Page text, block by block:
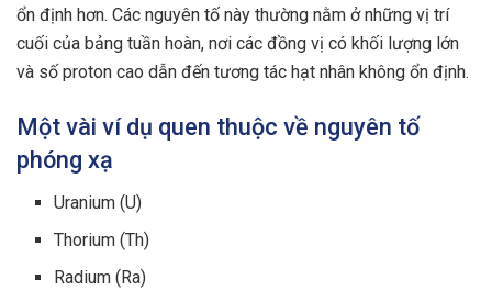
ổn định hơn. Các nguyên tố này thường nằm ở những vị trí
cuối của bảng tuần hoàn, nơi các đồng vị có khối lượng lớn
và số proton cao dẫn đến tương tác hạt nhân không ổn định.
Một vài ví dụ quen thuộc về nguyên tố
phóng xạ
Uranium (U)
Thorium (Th)
Radium (Ra)